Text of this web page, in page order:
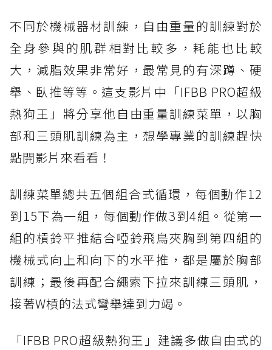
不同於機械器材訓練，自由重量的訓練對於
全身參與的肌群相對比較多，耗能也比較
大，減脂效果非常好，最常見的有深蹲、硬
舉、臥推等等。這支影片中「IFBB PRO超級
熱狗王」將分享他自由重量訓練菜單，以胸
部和三頭肌訓練為主，想學專業的訓練趕快
點開影片來看看！
訓練菜單總共五個組合式循環，每個動作12
到15下為一組，每個動作做3到4組。從第一
組的槓鈴平推結合啞鈴飛鳥夾胸到第四組的
機械式向上和向下的水平推，都是屬於胸部
訓練；最後再配合繩索下拉來訓練三頭肌，
接著W槓的法式彎舉達到力竭。
「IFBB PRO超級熱狗王」建議多做自由式的